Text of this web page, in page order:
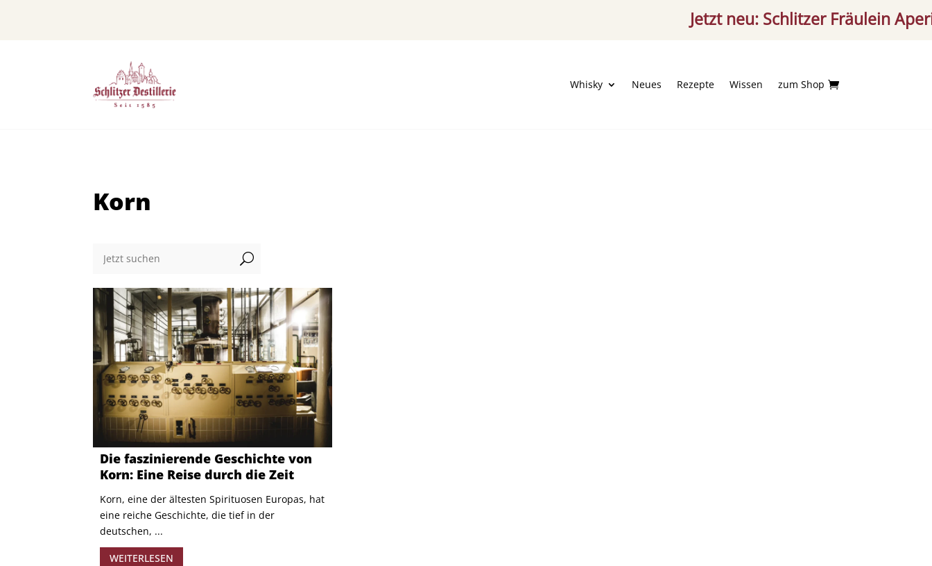
Jetzt neu: Schlitzer Fräulein Aperitif
Whisky Neues Rezepte Wissen zum Shop 
Korn
U
Die faszinierende Geschichte von
Korn: Eine Reise durch die Zeit
Korn, eine der ältesten Spirituosen Europas, hat
eine reiche Geschichte, die tief in der
deutschen, ...
WEITERLESEN